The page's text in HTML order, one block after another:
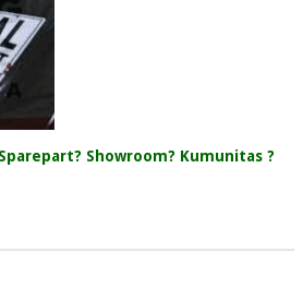
Showroom? Kumunitas ?